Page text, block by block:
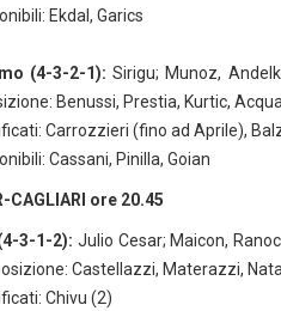
Ekdal, Garics
(4-3-2-1): Sirigu; Munoz,
Benussi, Prestia, Kurtic,
Carrozzieri (fino ad Aprile),
Cassani, Pinilla, Goian
CAGLIARI ore 20.45
3-1-2): Julio Cesar; Maicon,
Castellazzi, Materazzi,
Chivu (2)